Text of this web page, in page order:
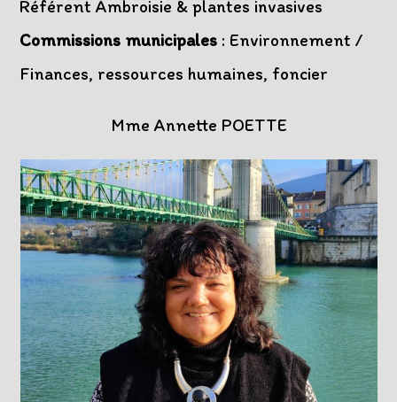
Référent Ambroisie & plantes invasives
Commissions municipales : Environnement /
Finances, ressources humaines, foncier
Mme Annette POETTE